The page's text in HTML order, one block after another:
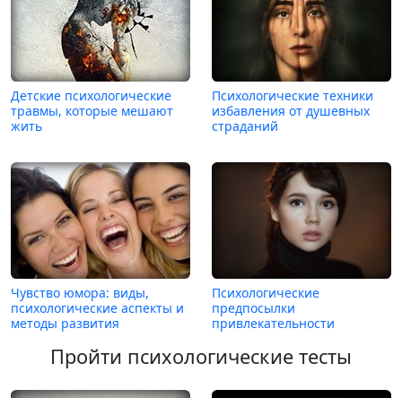
Детские психологические
травмы, которые мешают
жить
Психологические техники
избавления от душевных
страданий
Чувство юмора: виды,
психологические аспекты и
методы развития
Психологические
предпосылки
привлекательности
Пройти психологические тесты